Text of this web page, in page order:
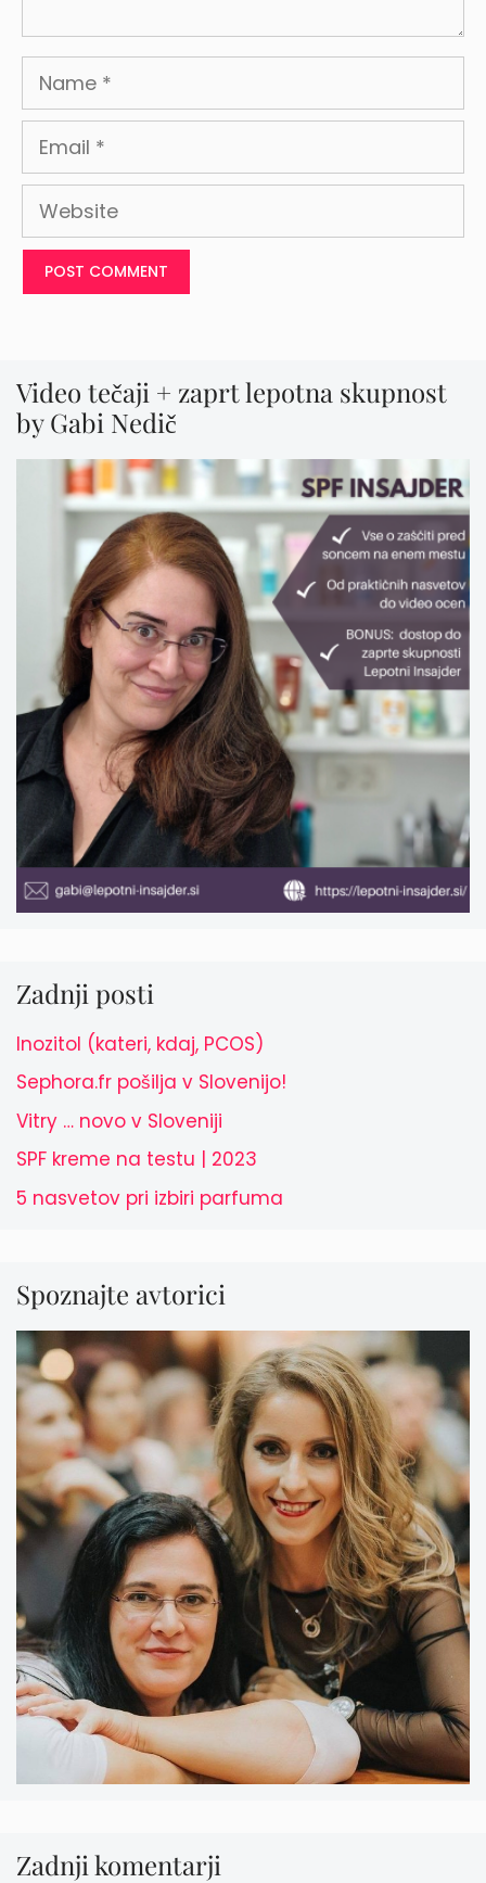
Name
Email
Website
Video tečaji + zaprt lepotna skupnost
by Gabi Nedič
Zadnji posti
Inozitol (kateri, kdaj, PCOS)
Sephora.fr pošilja v Slovenijo!
Vitry … novo v Sloveniji
SPF kreme na testu | 2023
5 nasvetov pri izbiri parfuma
Spoznajte avtorici
Zadnji komentarji